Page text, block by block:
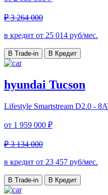
₽ 3 264 000
в кредит от 25 014 руб/мес.
В Trade-in В Кредит
hyundai Tucson
Lifestyle Smartstream D2.0 -
от 1 959 000 ₽
₽ 3 134 000
в кредит от 23 457 руб/мес.
В Trade-in В Кредит